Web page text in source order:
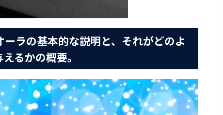
ーラの基本的な説明と、それがどのよ
るかの概要。